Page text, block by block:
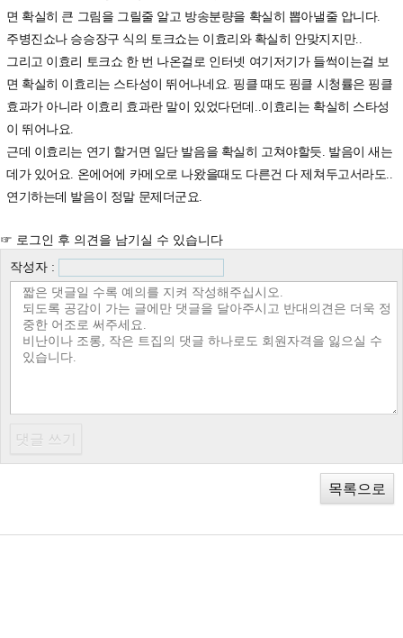
면 확실히 큰 그림을 그릴줄 알고 방송분량을 확실히 뽑아낼줄 압니다.
주병진쇼나 승승장구 식의 토크쇼는 이효리와 확실히 안맞지지만..
그리고 이효리 토크쇼 한 번 나온걸로 인터넷 여기저기가 들썩이는걸 보
면 확실히 이효리는 스타성이 뛰어나네요. 핑클 때도 핑클 시청률은 핑클
효과가 아니라 이효리 효과란 말이 있었다던데..이효리는 확실히 스타성
이 뛰어나요.
근데 이효리는 연기 할거면 일단 발음을 확실히 고쳐야할듯. 발음이 새는
데가 있어요. 온에어에 카메오로 나왔을때도 다른건 다 제쳐두고서라도..
연기하는데 발음이 정말 문제더군요.
☞ 로그인 후 의견을 남기실 수 있습니다
작성자 :
목록으로